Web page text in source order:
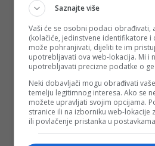
Saznajte više
Vaši će se osobni podaci obrađivati,
(kolačiće, jedinstvene identifikatore
može pohranjivati, dijeliti te im
upotrebljavati ova web-lokacija. Mi i
upotrebljavati precizne podatke o
Neki dobavljači mogu obrađivati
temelju legitimnog interesa. Ako se
možete upravljati svojim opcijama.
stranice ili na izborniku web-lokacije
ili povlačenje pristanka u